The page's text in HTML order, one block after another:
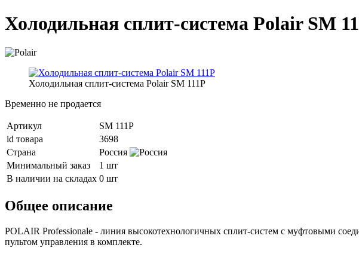
Холодильная сплит-система Polair SM
Холодильная сплит-система Polair SM 111P
Временно не продается
Артикул
SM 111P
id товара
3698
Страна
Россия
Минимальный заказ
1 шт
В наличии на складах 0 шт
Общее описание
POLAIR Professionale - линия высокотехнологичных сплит-систем с муфтовыми
пультом управления в комплекте.